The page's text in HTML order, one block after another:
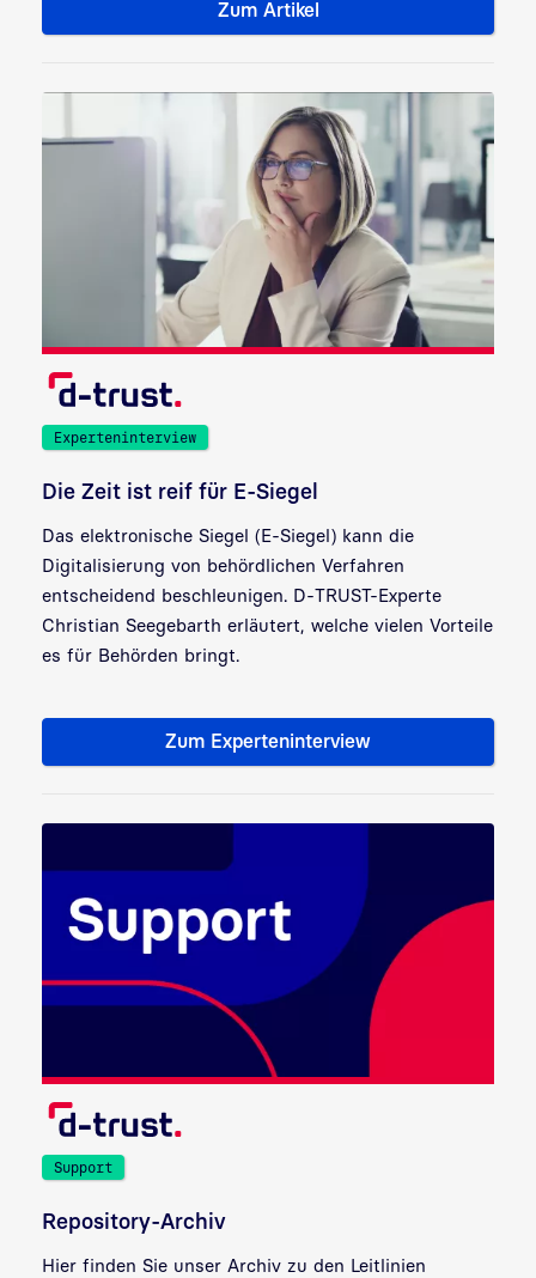
Zum ArtikelOnline-Ausweisfunktion
Experteninterview
Die Zeit ist reif für E-Siegel
Das elektronische Siegel (E-Siegel) kann die
Digitalisierung von behördlichen Verfahren
entscheidend beschleunigen. D-TRUST-Experte
Christian Seegebarth erläutert, welche vielen Vorteile
es für Behörden bringt.
Zum ExperteninterviewDie Zeit ist reif für E-Siegel
Support
Repository-Archiv
Hier finden Sie unser Archiv zu den Leitlinien